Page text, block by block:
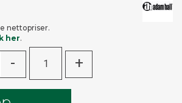
nettopriser.
her.
- +